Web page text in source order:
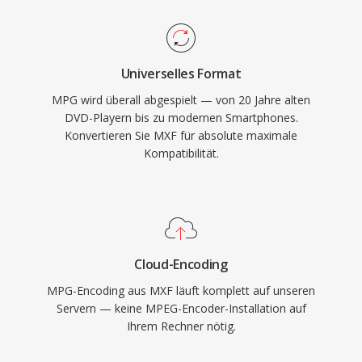
Austauschformat für Standards wie AS-02 und
Full HD unterstützen. Die Programm-Stream-
Struktur geht von einem relativ zuverlässigen
Speichermedium aus, im Gegensatz zur
Transport-Stream-Variante für den Rundfunk,
was sie effizient für dateibasierte Wiedergabe
ohne den Overhead von
des Formats, da praktisch jeder Mediaplayer
auf allen Betriebssystemen diese Dateien ohne
zusätzliche Codec-Installation dekodieren kann.
MPG begegnet einem weiterhin in archivierten
Videoinhalten, Ueberwachungsaufnahmen und
älteren digitalen Video-Workflows.
Universelles Format
MPG wird überall abgespielt — von 20 Jahre alten
DVD-Playern bis zu modernen Smartphones.
Konvertieren Sie MXF für absolute maximale
Kompatibilität.
Cloud-Encoding
MPG-Encoding aus MXF läuft komplett auf unseren
Servern — keine MPEG-Encoder-Installation auf
Ihrem Rechner nötig.